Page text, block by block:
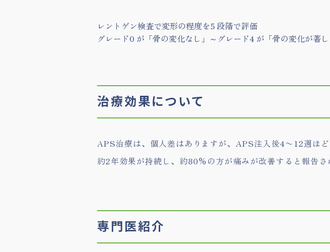
レントゲン検査で変形の程度を5 段階で評価
グレード0 が「骨の変化なし」～グレード4 が「骨の変化が著し
治療効果について
APS治療は、個人差はありますが、APS注入後4〜12週ほ
約2年効果が持続し、約80%の方が痛みが改善すると報告さ
専門医紹介